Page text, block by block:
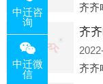
中迁咨
询
中迁微
信